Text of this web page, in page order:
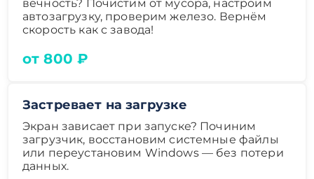
вечность? Почистим от мусора, настроим
автозагрузку, проверим железо. Вернём
скорость как с завода!
от 800 ₽
Застревает на загрузке
Экран зависает при запуске? Починим
загрузчик, восстановим системные файлы
или переустановим Windows — без потери
данных.